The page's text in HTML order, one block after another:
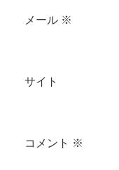
メール ※
サイト
コメント ※